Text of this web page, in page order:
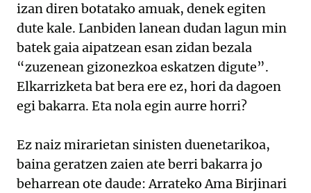
izan diren botatako amuak, denek egiten
dute kale. Lanbiden lanean dudan lagun min
batek gaia aipatzean esan zidan bezala
“zuzenean gizonezkoa eskatzen digute”.
Elkarrizketa bat bera ere ez, hori da dagoen
egi bakarra. Eta nola egin aurre horri?
Ez naiz mirarietan sinisten duenetarikoa,
baina geratzen zaien ate berri bakarra jo
beharrean ote daude: Arrateko Ama Birjinari